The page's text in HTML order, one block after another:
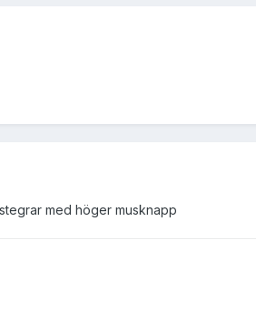
med höger musknapp